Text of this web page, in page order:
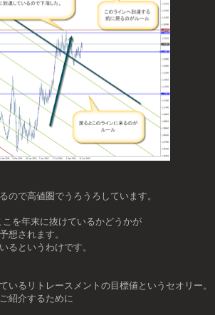
ので高値圏でうろうろしています。
を年末に抜けているかどうかが
想されます。
るというわけです。
いるリトレースメントの目標値というセオリー。
紹介するために